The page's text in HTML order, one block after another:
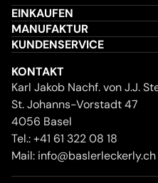
EINKAUFEN
MANUFAKTUR
KUNDENSERVICE
KONTAKT
Karl Jakob Nachf. von J.J.
St. Johanns-Vorstadt 47
4056 Basel
Tel.:+41 61 322 08 18
Mail: info@baslerleckerly.ch